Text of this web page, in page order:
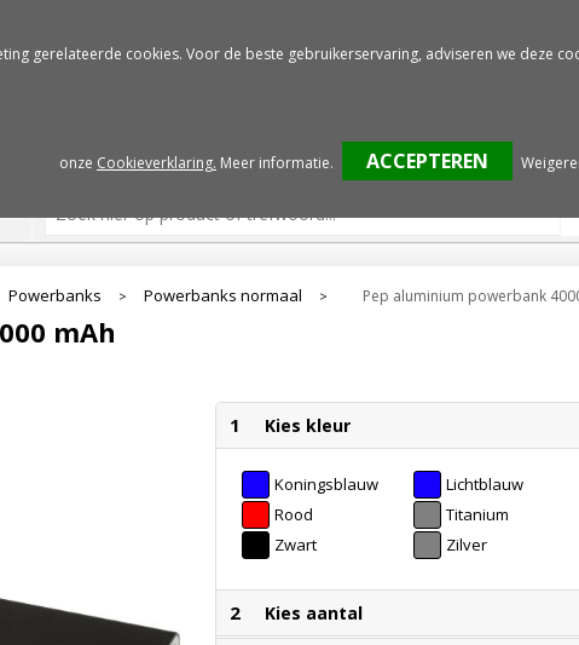
Powerbanks > Powerbanks normaal > Pep aluminium powerbank
mAh
1 Kies kleur
Koningsblauw
Lichtblauw
Rood
Titanium
Zwart
Zilver
2 Kies aantal
gerelateerde cookies. Voor de beste gebruikerservaring, adviseren we deze
onze Cookieverklaring. Meer informatie.